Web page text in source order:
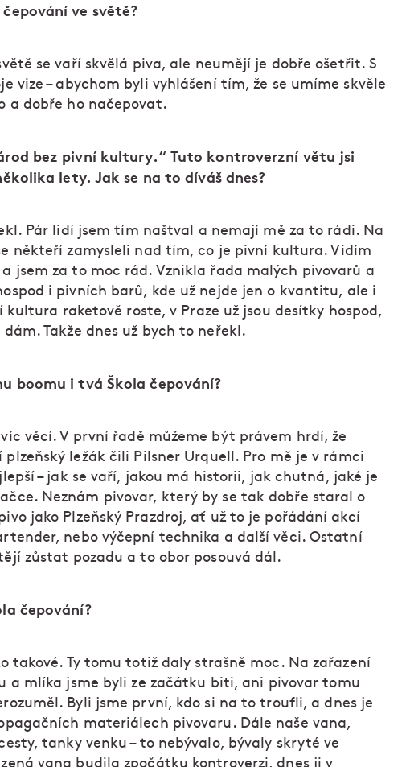
ve světě?
se vaří skvělá piva, ale neumějí je dobře ošetřit. S
vize – abychom byli vyhlášení tím, že se umíme skvěle
a dobře ho načepovat.
bez pivní kultury.“ Tuto kontroverzní větu jsi
lety. Jak se na to díváš dnes?
Pár lidí jsem tím naštval a nemají mě za to rádi. Na
někteří zamysleli nad tím, co je pivní kultura. Vidím
a jsem za to moc rád. Vznikla řada malých pivovarů a
i pivních barů, kde už nejde jen o kvantitu, ale i
kultura raketově roste, v Praze už jsou desítky hospod,
dám. Takže dnes už bych to neřekl.
boomu i tvá Škola čepování?
věcí. V první řadě můžeme být právem hrdí, že
plzeňský ležák čili Pilsner Urquell. Pro mě je v rámci
– jak se vaří, jakou má historii, jak chutná, jaké je
Neznám pivovar, který by se tak dobře staral o
jako Plzeňský Prazdroj, ať už to je pořádání akcí
nebo výčepní technika a další věci. Ostatní
zůstat pozadu a to obor posouvá dál.
čepování?
takové. Ty tomu totiž daly strašně moc. Na zařazení
a mlíka jsme byli ze začátku biti, ani pivovar tomu
Byli jsme první, kdo si na to troufli, a dnes je
materiálech pivovaru. Dále naše vana,
tanky venku – to nebývalo, bývaly skryté ve
vana budila zpočátku kontroverzi, dnes ji v